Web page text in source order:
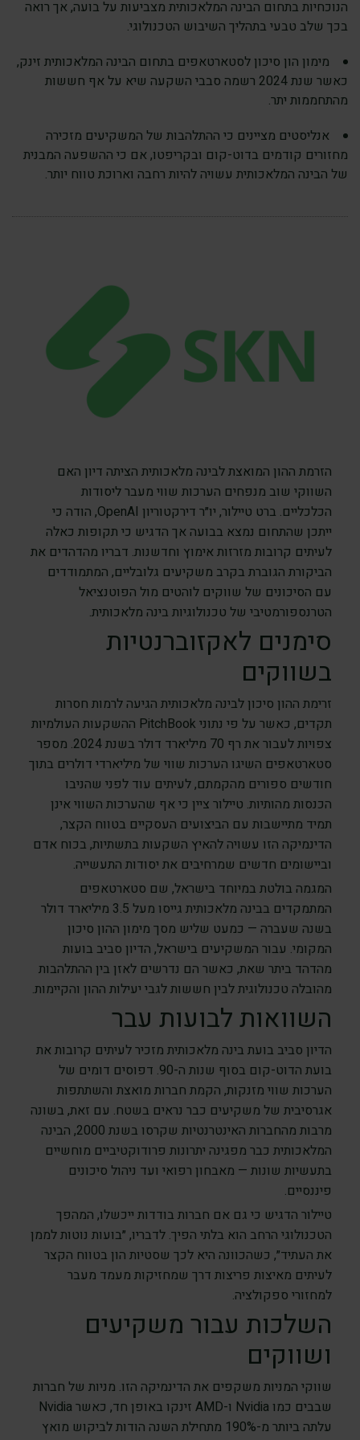
הנוכחיות בתחום הבינה המלאכותית מצביעות על בועה, אך רואה
בכך שלב טבעי בתהליך השיבוש הטכנולוגי.
מימון הון סיכון לסטארטאפים בתחום הבינה המלאכותית זינק,
כאשר שנת 2024 רשמה סבבי השקעה שיא על אף חששות
מהתחממות יתר.
אנליסטים מציינים כי ההתלהבות של המשקיעים מזכירה
מחזורים קודמים בדוט-קום ובקריפטו, אם כי ההשפעה המבנית
של הבינה המלאכותית עשויה להיות רחבה וארוכת טווח יותר.
הזרמת ההון המואצת לבינה מלאכותית הציתה דיון האם
השווקי שוב מנפחים הערכות שווי מעבר ליסודות
הכלכליים. ברט טיילור, יו״ר דירקטוריון OpenAI, הודה כי
ייתכן שהתחום נמצא בבועה אך הדגיש כי תקופות כאלה
לעיתים קרובות מזרזות אימוץ וחדשנות. דבריו מהדהדים את
הביקורת הגוברת בקרב משקיעים גלובליים, המתמודדים
עם הסיכונים של שווקים לוהטים מול הפוטנציאל
הטרנספורמטיבי של טכנולוגיות בינה מלאכותית.
סימנים לאקזוברנטיות
בשווקים
זרימת ההון סיכון לבינה מלאכותית הגיעה לרמות חסרות
תקדים, כאשר על פי נתוני PitchBook ההשקעות העולמיות
צפויות לעבור את רף 70 מיליארד דולר בשנת 2024. מספר
סטארטאפים השיגו הערכות שווי של מיליארדי דולרים בתוך
חודשים ספורים מהקמתם, לעיתים עוד לפני שהניבו
הכנסות מהותיות. טיילור ציין כי אף שהערכות השווי אינן
תמיד מתיישבות עם הביצועים העסקיים בטווח הקצר,
הדינמיקה הזו עשויה להאיץ השקעות בתשתיות, בכוח אדם
וביישומים חדשים שמרחיבים את יסודות התעשייה.
המגמה בולטת במיוחד בישראל, שם סטארטאפים
המתמקדים בבינה מלאכותית גייסו מעל 3.5 מיליארד דולר
בשנה שעברה — כמעט שליש מסך מימון ההון סיכון
המקומי. עבור המשקיעים בישראל, הדיון סביב בועות
מהדהד ביתר שאת, כאשר הם נדרשים לאזן בין ההתלהבות
מהובלה טכנולוגית לבין חששות לגבי יעילות ההון והקיימות.
השוואות לבועות עבר
הדיון סביב בועת בינה מלאכותית מזכיר לעיתים קרובות את
בועת הדוט-קום בסוף שנות ה-90. דפוסים דומים של
הערכות שווי מזנקות, הקמת חברות מואצת והשתתפות
אגרסיבית של משקיעים כבר נראים בשטח. עם זאת, בשונה
מרבות מהחברות האינטרנטיות שקרסו בשנת 2000, הבינה
המלאכותית כבר מפגינה יתרונות פרודוקטיביים מוחשיים
בתעשיות שונות — מאבחון רפואי ועד ניהול סיכונים
פיננסיים.
טיילור הדגיש כי גם אם חברות בודדות ייכשלו, המהפך
הטכנולוגי הרחב הוא בלתי הפיך. לדבריו, ״בועות נוטות לממן
את העתיד״, כשהכוונה היא לכך שסטיות הון בטווח הקצר
לעיתים מאיצות פריצות דרך שמחזיקות מעמד מעבר
למחזורי ספקולציה.
השלכות עבור משקיעים
ושווקים
שווקי המניות משקפים את הדינמיקה הזו. מניות של חברות
שבבים כמו Nvidia ו-AMD זינקו באופן חד, כאשר Nvidia
עלתה ביותר מ-190% מתחילת השנה הודות לביקוש מואץ